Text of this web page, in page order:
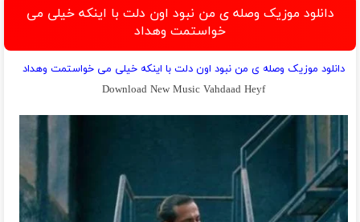
میبره
ویژه امروز)
دانلود موزیک وصله ی من نبود اون دلت با اینکه خیلی می
خواستمت وهداد
دانلود موزیک وصله ی من نبود اون دلت با اینکه خیلی می خواستمت وهداد
Download New Music Vahdaad Heyf